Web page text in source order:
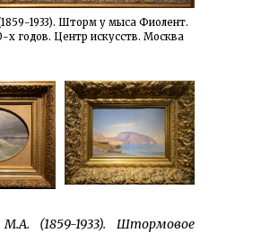
1933). Шторм у мыса Фиолент.
х годов. Центр искусств. Москва
М.А. (1859-1933). Штормовое